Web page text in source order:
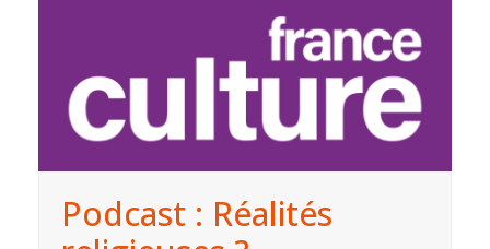
Podcast : Réalités